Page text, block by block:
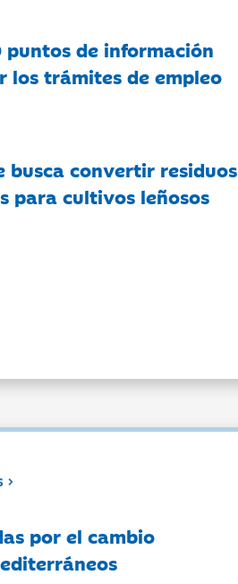
de información
trámites de empleo
busca convertir residuos
para cultivos leñosos
por el cambio